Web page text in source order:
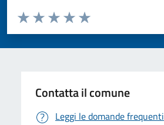
Valuta da 1 a 5 stelle la pagina
Valuta 5 stelle su 5
Valuta 4 stelle su 5
Valuta 3 stelle su 5
Valuta 2 stelle su 5
Valuta 1 stelle su 5
Contatta il comune
Leggi le domande frequenti